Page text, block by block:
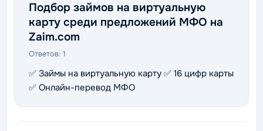
Подбор займов на виртуальную
карту среди предложений МФО на
Zaim.com
Ответов: 1
✅ Займы на виртуальную карту ✅ 16 цифр карты
✅ Онлайн-перевод МФО